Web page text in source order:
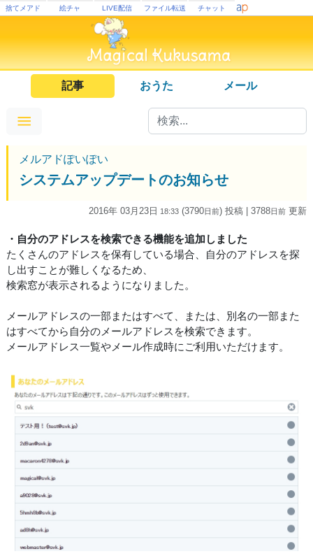
捨てメアド 絵チャ LIVE配信 ファイル転送 チャット
記事 おうた メール
メルアドぽいぽい
システムアップデートのお知らせ
2016年 03月23日 18:33 (3790日前) 投稿 | 3788日前 更新
・自分のアドレスを検索できる機能を追加しました
たくさんのアドレスを保有している場合、自分のアドレスを探
し出すことが難しくなるため、
検索窓が表示されるようになりました。
メールアドレスの一部またはすべて、または、別名の一部また
はすべてから自分のメールアドレスを検索できます。
メールアドレス一覧やメール作成時にご利用いただけます。